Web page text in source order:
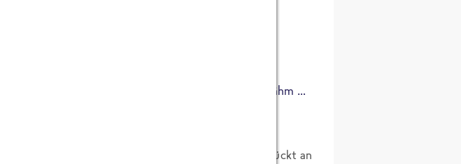
Felix Ahlers (jetzt arbeite ich für unseren neuen
des Umzugs mit unserer IT sagte:
für den Umzug.“, dachte ich: „Ups, nun ja, ääähm …
es nun richtig los. Das Umzugsunternehmen rückt an